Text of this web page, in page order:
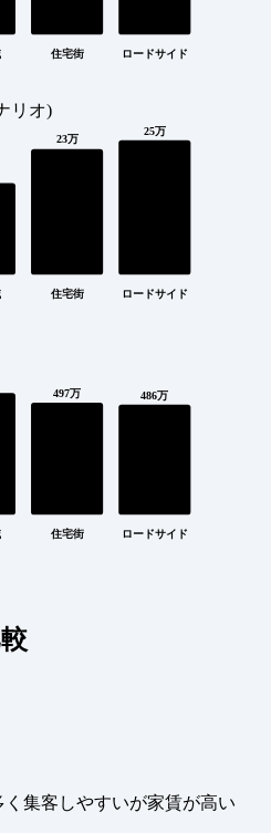
住宅街 ロードサイド
リオ)
23万
住宅街
25万
ロードサイド
497万
住宅街
486万
ロードサイド
集客しやすいが家賃が高い